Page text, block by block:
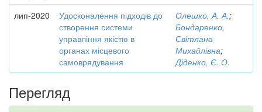
лип-2020
Удосконалення підходів до
створення системи
управління якістю в
органах місцевого
самоврядування
Олешко, А. А.;
Бондаренко,
Світлана
Михайлівна;
Діденко, Є. О.
Перегляд